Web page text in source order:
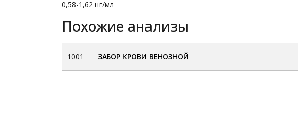
0,58-1,62 нг/мл
Похожие анализы
1001 ЗАБОР КРОВИ ВЕНОЗНОЙ